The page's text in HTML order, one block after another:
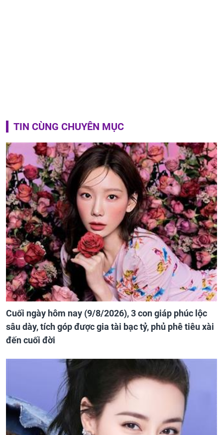
TIN CÙNG CHUYÊN MỤC
Cuối ngày hôm nay (9/8/2026), 3 con giáp phúc lộc
sâu dày, tích góp được gia tài bạc tỷ, phủ phê tiêu xài
đến cuối đời